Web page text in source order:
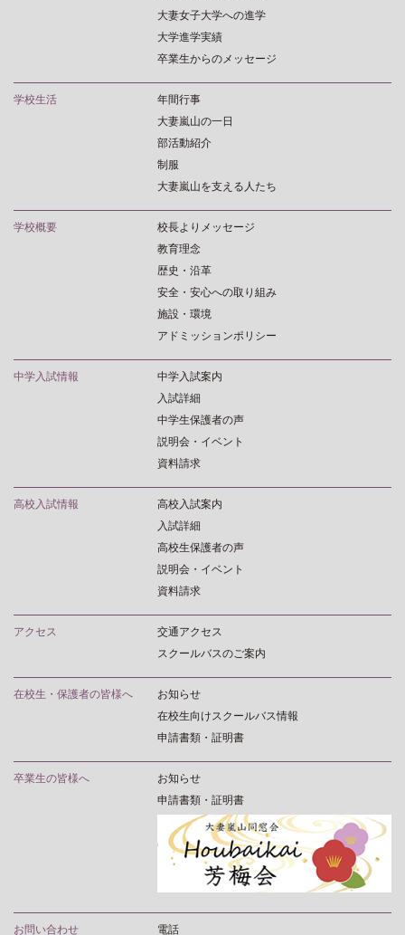
大妻女子大学への進学
大学進学実績
卒業生からのメッセージ
学校生活
年間行事
大妻嵐山の一日
部活動紹介
制服
大妻嵐山を支える人たち
学校概要
校長よりメッセージ
教育理念
歴史・沿革
安全・安心への取り組み
施設・環境
アドミッションポリシー
中学入試情報
中学入試案内
入試詳細
中学生保護者の声
説明会・イベント
資料請求
高校入試情報
高校入試案内
入試詳細
高校生保護者の声
説明会・イベント
資料請求
アクセス
交通アクセス
スクールバスのご案内
在校生・保護者の皆様へ
お知らせ
在校生向けスクールバス情報
申請書類・証明書
卒業生の皆様へ
お知らせ
申請書類・証明書
お問い合わせ 電話